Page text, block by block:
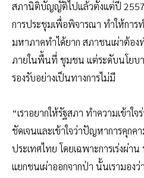
สภานิติบัญญัติไปแล้วตั้งแต่ปี 2557
การประชุมเพื่อพิจารณา ทำให้การ
มหาภาคทำได้ยาก สภาชนเผ่าต้อ
ภายในพื้นที่ ชุมชน แต่ระดับนโยบ
รองรับอย่างเป็นทางการไม่มี
“เราอยากให้รัฐสภา ทำความเข้าใ
ชัดเจนและเข้าใจว่าปัญหาการคุก
ประเทศไทย โดยเฉพาะการเร่งผ่
แยกชนเผ่าออกจากป่า นั้นเรามอง